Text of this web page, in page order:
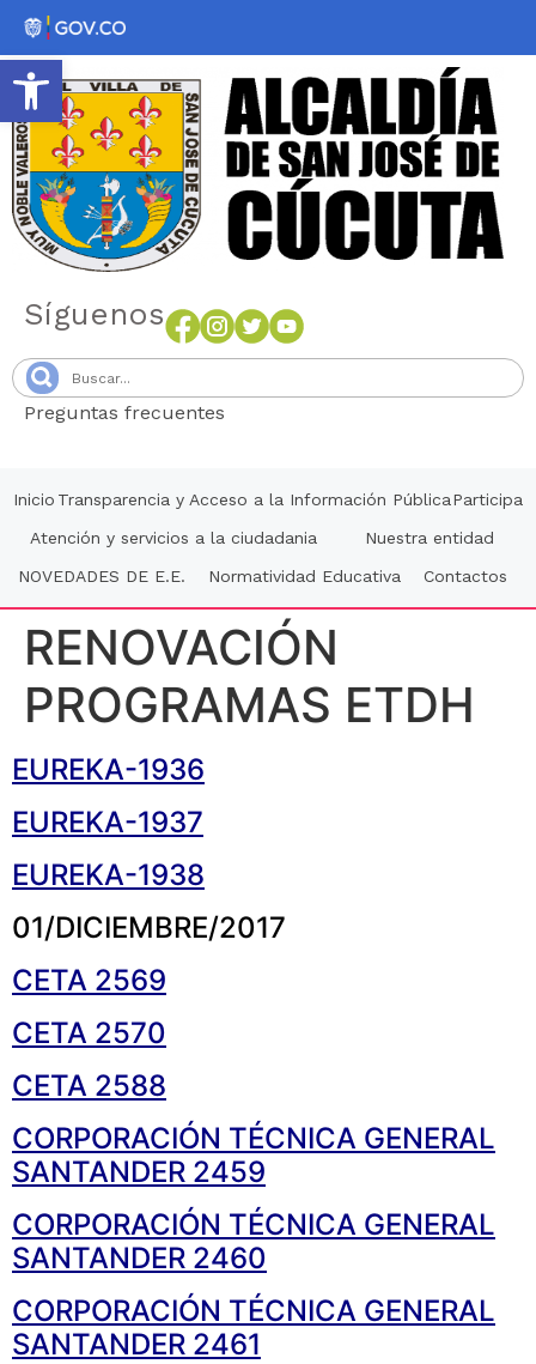
Abrir barra de herramientas
Síguenos
Preguntas frecuentes
Inicio Transparencia y Acceso a la Información PúblicaParticipa
Atención y servicios a la ciudadania
Nuestra entidad
NOVEDADES DE E.E.
Normatividad Educativa Contactos
RENOVACIÓN
PROGRAMAS ETDH
EUREKA-1936
EUREKA-1937
EUREKA-1938
01/DICIEMBRE/2017
CETA 2569
CETA 2570
CETA 2588
CORPORACIÓN TÉCNICA GENERAL
SANTANDER 2459
CORPORACIÓN TÉCNICA GENERAL
SANTANDER 2460
CORPORACIÓN TÉCNICA GENERAL
SANTANDER 2461